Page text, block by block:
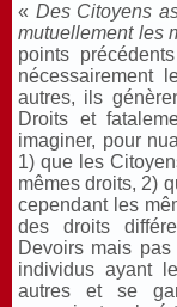
« Des Citoyens
mutuellement les
points
nécessairement
autres, ils
Droits et
imaginer, pour
1) que les
mêmes droits, 2)
cependant les
des droits
Devoirs mais
individus ayant
autres et se